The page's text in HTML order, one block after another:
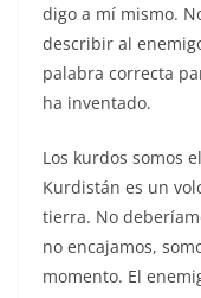
digo a mí mismo.
describir al
palabra correcta
ha inventado.
Los kurdos somos
Kurdistán es un
tierra. No
no encajamos,
momento. El